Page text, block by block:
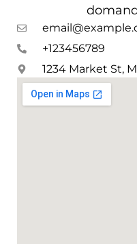
+123456789
1234 Market St,